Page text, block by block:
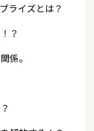
ライズとは？
？
係。